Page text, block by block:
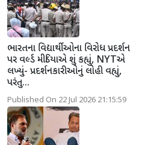
ભારતના વિદ્યાર્થીઓના વિરોધ પ્રદર્શન
પર વર્લ્ડ મીડિયાએ શું કહ્યું, NYTએ
લખ્યું- પ્રદર્શનકારીઓનું લોહી વહ્યું,
પરંતુ...
Published On 22 Jul 2026 21:15:59